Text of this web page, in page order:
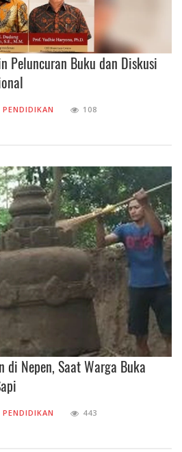
Peluncuran Buku dan Diskusi
PENDIDIKAN 108
di Nepen, Saat Warga Buka
PENDIDIKAN 443